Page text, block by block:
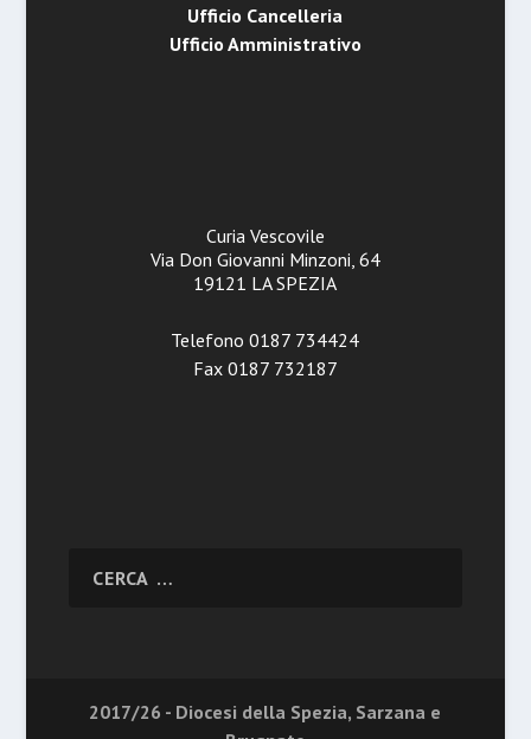
Ufficio Cancelleria
Ufficio Amministrativo
Curia Vescovile
Via Don Giovanni Minzoni, 64
19121 LA SPEZIA
Telefono 0187 734424
Fax 0187 732187
2017/26 - Diocesi della Spezia, Sarzana e